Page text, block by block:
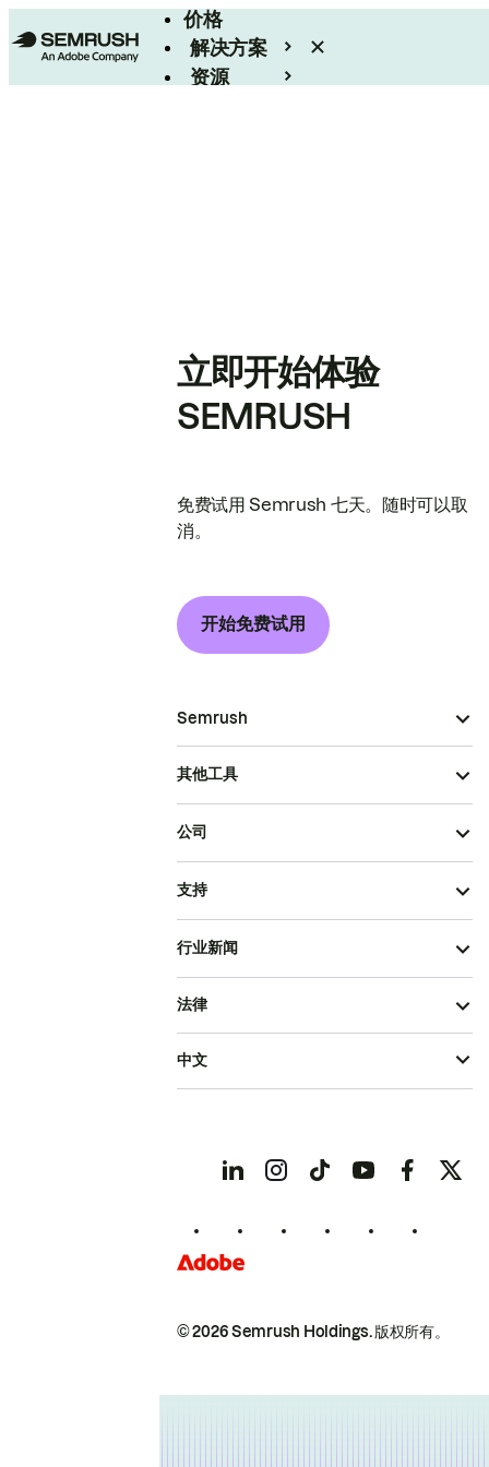
价格
解决方案
资源
立即开始体验
SEMRUSH
免费试用 Semrush 七天。随时可以取
消。
开始免费试用
Semrush
其他工具
公司
支持
行业新闻
© 2026 Semrush Holdings.版权所有。
法律
中文